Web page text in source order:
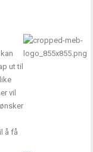
ut til
vil
å få